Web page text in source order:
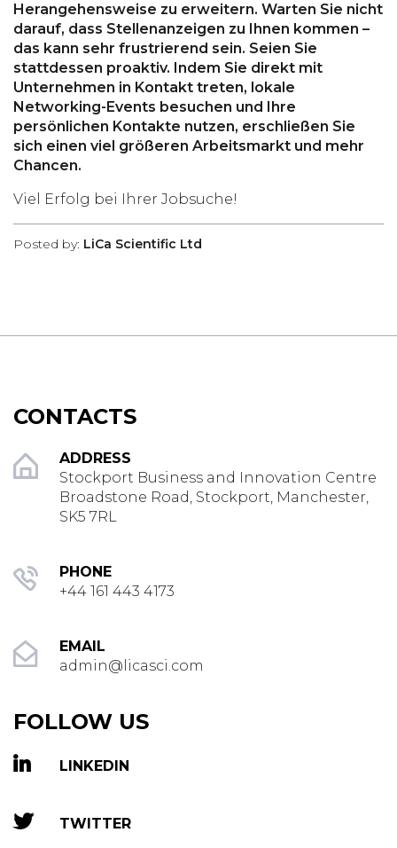
Herangehensweise zu erweitern. Warten Sie nicht
darauf, dass Stellenanzeigen zu Ihnen kommen –
das kann sehr frustrierend sein. Seien Sie
stattdessen proaktiv. Indem Sie direkt mit
Unternehmen in Kontakt treten, lokale
Networking-Events besuchen und Ihre
persönlichen Kontakte nutzen, erschließen Sie
sich einen viel größeren Arbeitsmarkt und mehr
Chancen.
Viel Erfolg bei Ihrer Jobsuche!
Posted by: LiCa Scientific Ltd
CONTACTS
ADDRESS
Stockport Business and Innovation Centre
Broadstone Road, Stockport, Manchester,
SK5 7RL
PHONE
+44 161 443 4173
EMAIL
admin@licasci.com
FOLLOW US
LINKEDIN
TWITTER